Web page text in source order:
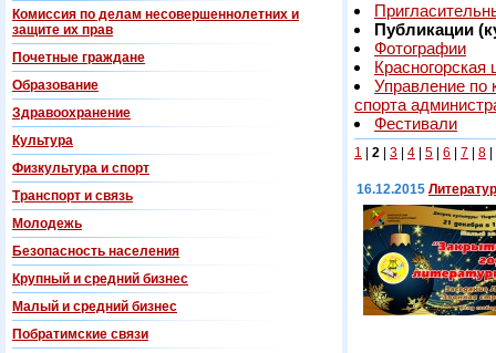
Комиссия по делам несовершеннолетних и
защите их прав
Почетные граждане
Образование
Здравоохранение
Культура
Физкультура и спорт
Транспорт и связь
Молодежь
Безопасность населения
Крупный и средний бизнес
Малый и средний бизнес
Побратимские связи
Публикации
Фотографии
Красногорская
Управление по
спорта
Фестивали
1 2 3 4 5 6 7 8
16.12.2015